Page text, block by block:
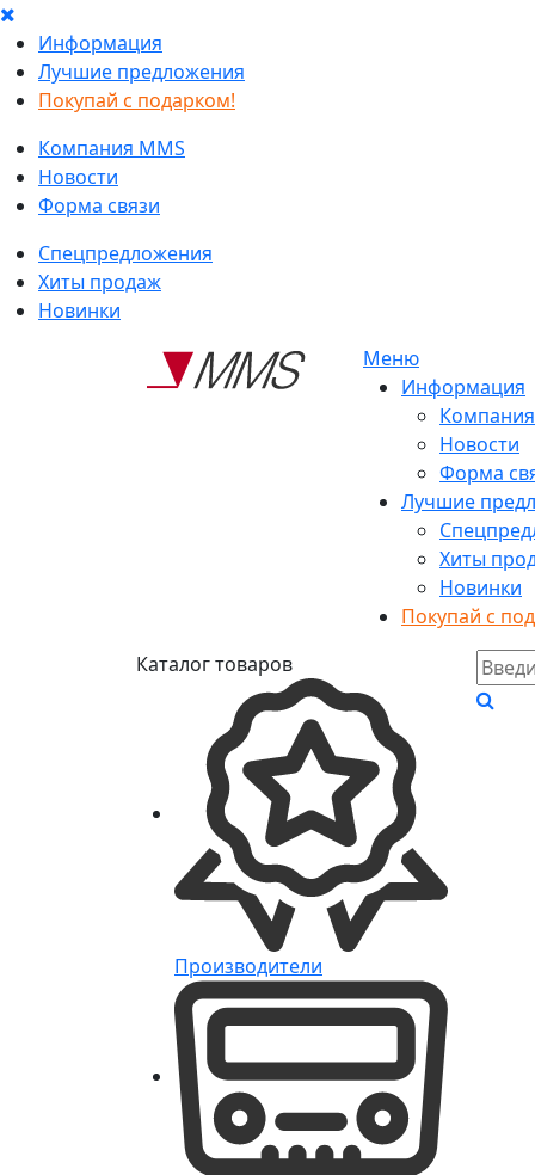
Информация
Лучшие предложения
Покупай с подарком!
Компания MMS
Новости
Форма связи
Спецпредложения
Хиты продаж
Новинки
Меню
Информация
Новости
Форма
Лучшие
Хиты
Новинки
Покупай с
Каталог товаров
Производители